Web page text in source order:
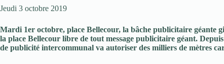
Jeudi 3 octobre 2019
Mardi 1er octobre, place Bellecour, la bâche publicitaire géante
la place Bellecour libre de tout message publicitaire géant.
de publicité intercommunal va autoriser des milliers de mètres